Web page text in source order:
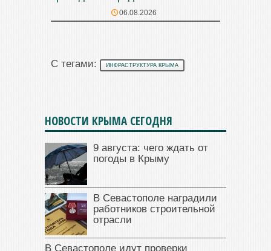
06.08.2026
С тегами: ИНФРАСТРУКТУРА КРЫМА
НОВОСТИ КРЫМА СЕГОДНЯ
9 августа: чего ждать от
погоды в Крыму
В Севастополе наградили
работников строительной
отрасли
В Севастополе идут проверки